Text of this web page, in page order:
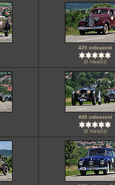
425 zobrazení
(0 hlas(ů))
445 zobrazení
(0 hlas(ů))